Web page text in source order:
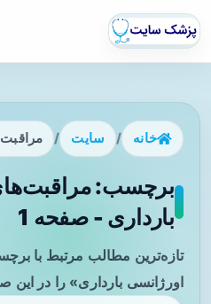
خانه / سایت /
برچسب:
بارداری - صفحه 1
تازه‌ترین مطالب مرتبط با
اورژانسی بارداری» را در